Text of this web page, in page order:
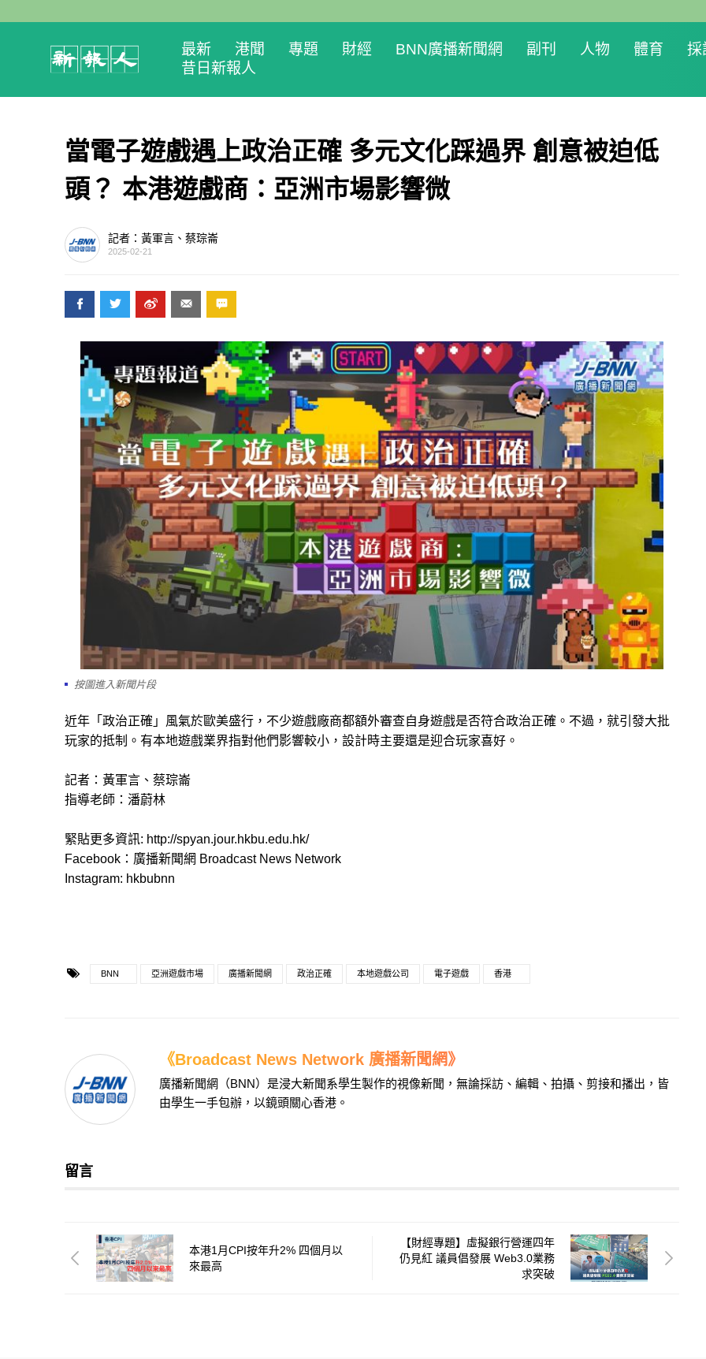
最新 港聞 專題 財經 BNN廣播新聞網 副刊 人物 體育 採
昔日新報人
當電子遊戲遇上政治正確 多元文化踩過界 創意被迫低
頭？ 本港遊戲商：亞洲市場影響微
記者：黃軍言、蔡琮崙
2025-02-21
按圖進入新聞片段
近年「政治正確」風氣於歐美盛行，不少遊戲廠商都額外審查自身遊戲是否符合政治正確。不過，就引發大批
玩家的抵制。有本地遊戲業界指對他們影響較小，設計時主要還是迎合玩家喜好。
記者：黃軍言、蔡琮崙
指導老師：潘蔚林
緊貼更多資訊: http://spyan.jour.hkbu.edu.hk/
Facebook：廣播新聞網 Broadcast News Network
Instagram: hkbubnn
BNN 亞洲遊戲市場 廣播新聞網 政治正確 本地遊戲公司 電子遊戲 香港
《Broadcast News Network 廣播新聞網》
廣播新聞網（BNN）是浸大新聞系學生製作的視像新聞，無論採訪、編輯、拍攝、剪接和播出，皆
由學生一手包辦，以鏡頭關心香港。
留言
本港1月CPI按年升2% 四個月以
來最高
【財經專題】虛擬銀行營運四年
仍見紅 議員倡發展 Web3.0業務
求突破